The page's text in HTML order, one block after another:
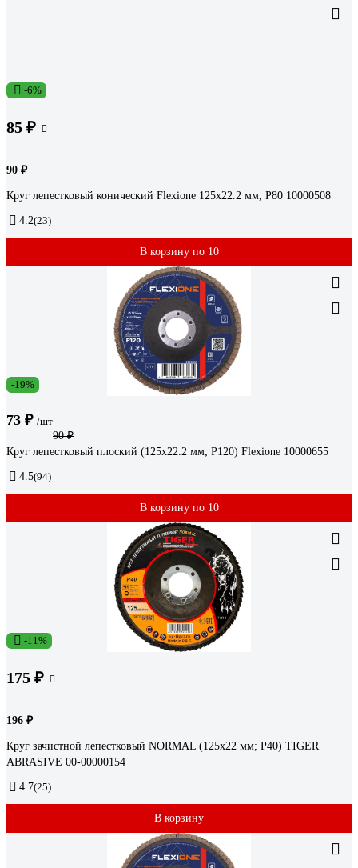
-6%
85 ₽
90 ₽
Круг лепестковый конический Flexione 125x22.2 мм, Р80 10000508
4.2(23)
В корзину по 10
-19%
73 ₽ /шт
90 ₽
Круг лепестковый плоский (125х22.2 мм; Р120) Flexione 10000655
4.5(94)
В корзину по 10
-11%
175 ₽
196 ₽
Круг зачистной лепестковый NORMAL (125х22 мм; P40) TIGER
ABRASIVE 00-00000154
4.7(25)
В корзину